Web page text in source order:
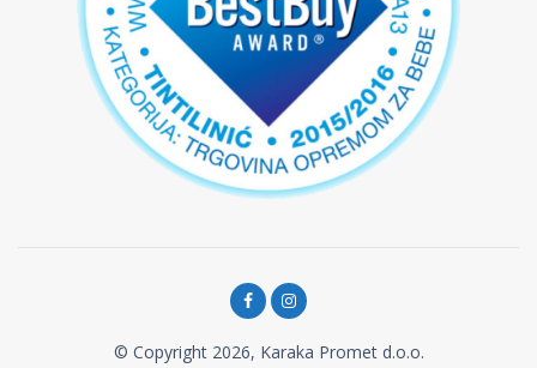
© Copyright 2026, Karaka Promet d.o.o.